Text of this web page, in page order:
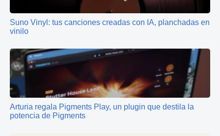
Suno Vinyl: tus canciones creadas con IA, planchadas en
vinilo
Arturia regala Pigments Play, un plugin que destila la
potencia de Pigments